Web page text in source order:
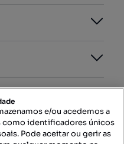
e/ou acedemos a
identificadores únicos
Pode aceitar ou gerir as